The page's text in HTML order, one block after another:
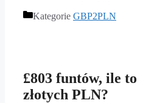
Kategorie GBP2PLN
£803 funtów, ile to
złotych PLN?